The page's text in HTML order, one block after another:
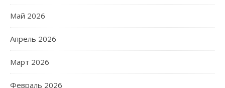
Май 2026
Апрель 2026
Март 2026
Февраль 2026